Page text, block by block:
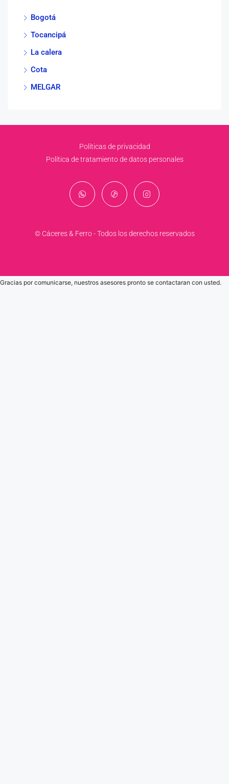
Bogotá
Tocancipá
La calera
Cota
MELGAR
Políticas de privacidad
Política de tratamiento de datos personales
© Cáceres & Ferro - Todos los derechos reservados
Gracias por comunicarse, nuestros asesores pronto se contactaran con usted.